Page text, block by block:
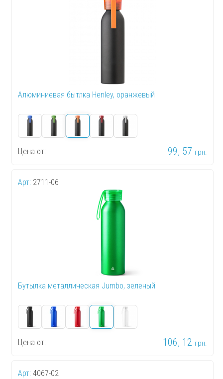
Алюминиевая бытлка Henley, оранжевый
Цена от: 99, 57 грн.
Арт: 2711-06
Бутылка металлическая Jumbo, зеленый
Цена от: 106, 12 грн.
Арт: 4067-02